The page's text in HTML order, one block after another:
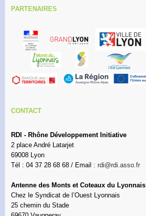
PARTENAIRES
CONTACT
RDI - Rhône Développement Initiative
2 place André Latarjet
69008 Lyon
Tél : 04 37 28 68 68 / Email : rdi@rdi.asso.fr
Antenne des Monts et Coteaux du Lyonnais
Chez le Syndicat de l’Ouest Lyonnais
25 chemin du Stade